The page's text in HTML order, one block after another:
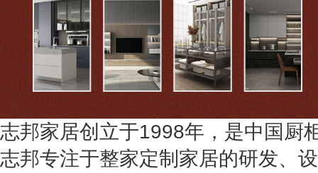
志邦家居创立于1998年，是中国厨
志邦专注于整家定制家居的研发、